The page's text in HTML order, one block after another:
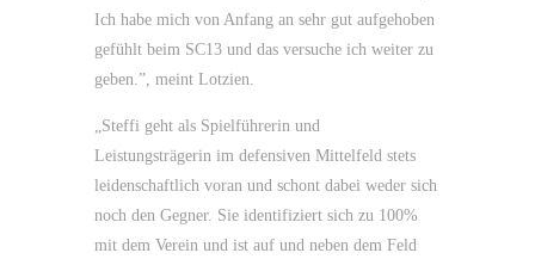
Ich habe mich von Anfang an sehr gut aufgehoben
gefühlt beim SC13 und das versuche ich weiter zu
geben.”, meint Lotzien.
„Steffi geht als Spielführerin und
Leistungsträgerin im defensiven Mittelfeld stets
leidenschaftlich voran und schont dabei weder sich
noch den Gegner. Sie identifiziert sich zu 100%
mit dem Verein und ist auf und neben dem Feld